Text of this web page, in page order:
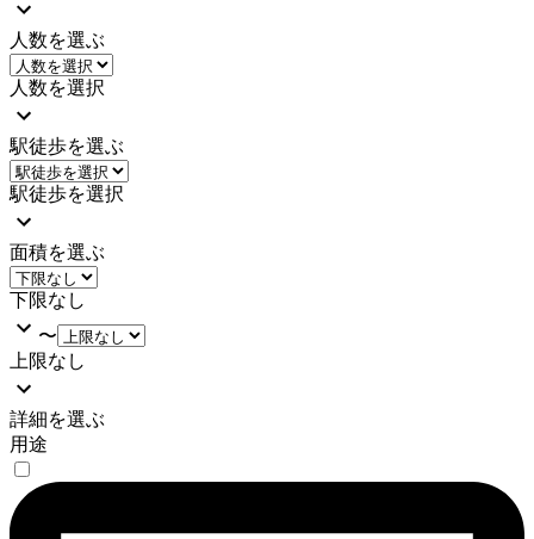
人数を選ぶ
人数を選択
駅徒歩を選ぶ
駅徒歩を選択
面積を選ぶ
下限なし
〜
上限なし
詳細を選ぶ
用途